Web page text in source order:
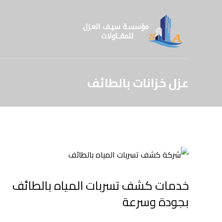
عزل خزانات بالطائف
خدمات كشف تسربات المياه بالطائف
بجودة وسرعة